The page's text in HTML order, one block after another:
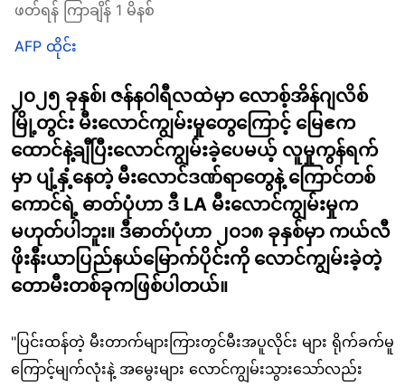
ဖတ်ရန် ကြာချိန် 1 မိနစ်
AFP ထိုင်း
၂၀၂၅ ခုနှစ်၊ ဇန်နဝါရီလထဲမှာ လောစ့်အိန်ဂျလိစ်
မြို့တွင်း မီးလောင်ကျွမ်းမှုတွေကြောင့် မြေဧက
ထောင်နဲ့ချီပြီးလောင်ကျွမ်းခဲ့ပေမယ့် လူမှုကွန်ရက်
မှာ ပျံ့နှံ့နေတဲ့ မီးလောင်ဒဏ်ရာတွေနဲ့ ကြောင်တစ်
ကောင်ရဲ့ ဓာတ်ပုံဟာ ဒီ LA မီးလောင်ကျွမ်းမှုက
မဟုတ်ပါဘူး။ ဒီဓာတ်ပုံဟာ ၂၀၁၈ ခုနှစ်မှာ ကယ်လီ
ဖိုးနီးယာပြည်နယ်မြောက်ပိုင်းကို လောင်ကျွမ်းခဲ့တဲ့
တောမီးတစ်ခုကဖြစ်ပါတယ်။
"ပြင်းထန်တဲ့ မီးတာက်များကြားတွင်မီးအပူလိုင်း များ ရိုက်ခက်မူ
ကြောင့်မျက်လုံးနဲ့ အမွေးများ လောင်ကျွမ်းသွားသော်လည်း